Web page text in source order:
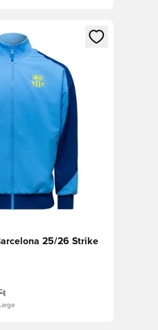
a bejelentkezéshez vagy a
25/26 Strike